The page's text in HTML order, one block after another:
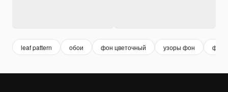
leaf pattern обои фон цветочный узоры фон фон